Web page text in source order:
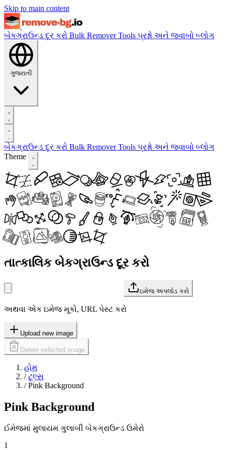
Skip to main content
બેકગ્રાઉન્ડ દૂર કરો Bulk RemoverTools પ્રશ્નો અને જવાબો બ્લોગ
ગુજરાતી
બેકગ્રાઉન્ડ દૂર કરો Bulk RemoverTools પ્રશ્નો અને જવાબો બ્લોગ
Theme
તાત્કાલિક બેકગ્રાઉન્ડ દૂર કરો
ઇમેજ અપલોડ કરો
અથવા એક ઇમેજ મૂકો, URL પેસ્ટ કરો
Upload new image
Delete selected image
હોમ
/ ટૂલ્સ
/ Pink Background
Pink Background
ઈમેજમાં મુલાયમ ગુલાબી બેકગ્રાઉન્ડ ઉમેરો
1